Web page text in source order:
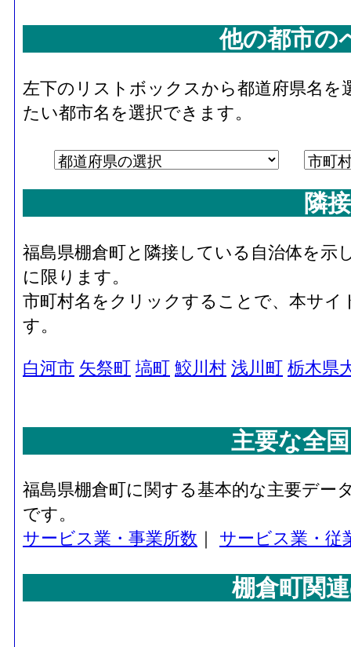
他の都市の
左下のリストボックスから都道府県名
たい都市名を選択できます。
隣
福島県棚倉町と隣接している自治体を示
に限ります。
市町村名をクリックすることで、本サ
す。
白河市 矢祭町 塙町 鮫川村 浅川町 栃木県
主要な全
福島県棚倉町に関する基本的な主要デ
です。
サービス業・事業所数
サービス業・従
棚倉町関